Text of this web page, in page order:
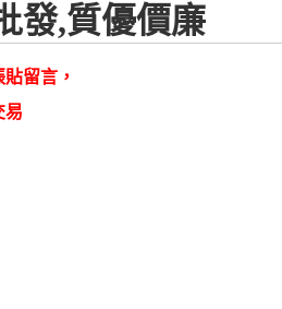
發,質優價廉
留言，
易